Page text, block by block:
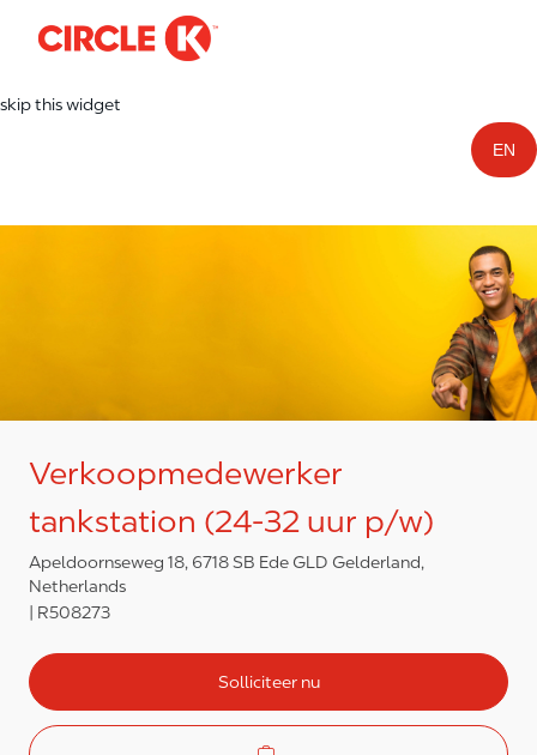
skip this widget
EN
Verkoopmedewerker
tankstation (24-32 uur p/w)
Apeldoornseweg 18, 6718 SB Ede GLD Gelderland,
Netherlands
R508273
Solliciteer nu